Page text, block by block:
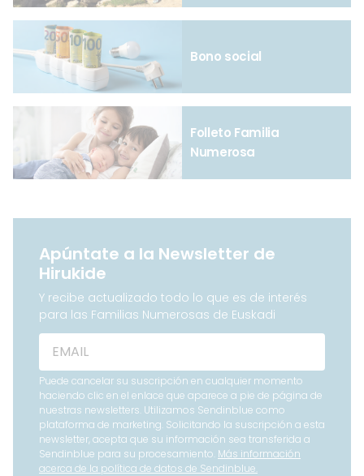
Bono social
Folleto Familia
Numerosa
Apúntate a la Newsletter de
Hirukide
Y recibe actualizado todo lo que es de interés
para las Familias Numerosas de Euskadi
Puede cancelar su suscripción en cualquier momento
haciendo clic en el enlace que aparece a pie de página de
nuestras newsletters. Utilizamos Sendinblue como
plataforma de marketing. Solicitando la suscripción a esta
newsletter, acepta que su información sea transferida a
Sendinblue para su procesamiento. Más información
acerca de la política de datos de Sendinblue.